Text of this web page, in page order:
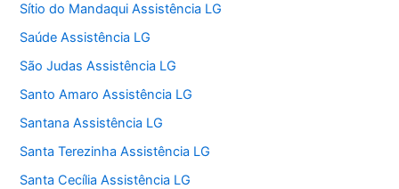
Sítio do Mandaqui Assistência LG
Saúde Assistência LG
São Judas Assistência LG
Santo Amaro Assistência LG
Santana Assistência LG
Santa Terezinha Assistência LG
Santa Cecília Assistência LG